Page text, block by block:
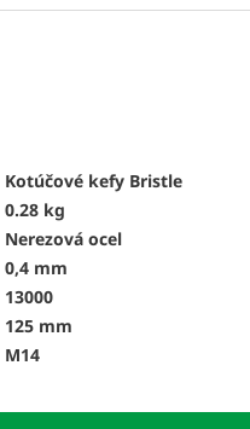
Kotúčové kefy Bristle
0.28 kg
Nerezová ocel
0,4 mm
13000
125 mm
M14